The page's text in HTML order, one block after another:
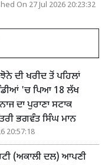
On 27 Jul 2026 20:23:32
ਦੀ ਖਰੀਦ ਤੋਂ ਪਹਿਲਾਂ
'ਚ ਪਿਆ 18 ਲੱਖ
ਦਾ ਪੁਰਾਣਾ ਸਟਾਕ
ਭਗਵੰਤ ਸਿੰਘ ਮਾਨ
20:57:18
(ਅਕਾਲੀ ਦਲ) ਆਪਣੀ